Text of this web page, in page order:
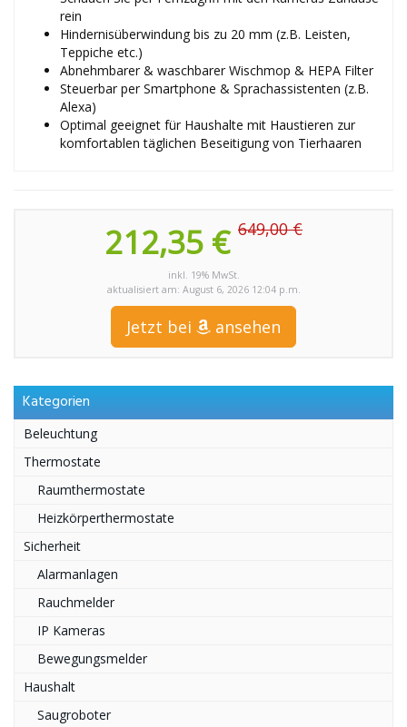
rein
Hindernisüberwindung bis zu 20 mm (z.B. Leisten,
Teppiche etc.)
Abnehmbarer & waschbarer Wischmop & HEPA Filter
Steuerbar per Smartphone & Sprachassistenten (z.B.
Alexa)
Optimal geeignet für Haushalte mit Haustieren zur
komfortablen täglichen Beseitigung von Tierhaaren
212,35 € 649,00 €
inkl. 19% MwSt.
aktualisiert am: August 6, 2026 12:04 p.m.
Jetzt bei ansehen
Kategorien
Beleuchtung
Thermostate
Raumthermostate
Heizkörperthermostate
Sicherheit
Alarmanlagen
Rauchmelder
IP Kameras
Bewegungsmelder
Haushalt
Saugroboter